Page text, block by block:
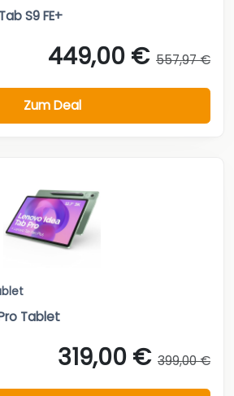
S9 FE+
449,00 € 557,97 €
Zum Deal
Tablet
319,00 € 399,00 €